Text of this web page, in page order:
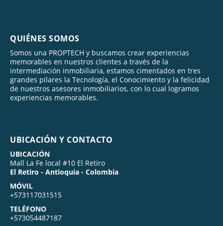
QUIÉNES SOMOS
Somos una PROPTECH y buscamos crear experiencias
memorables en nuestros clientes a través de la
intermediación inmobiliaria, estamos cimentados en tres
grandes pilares la Tecnología, el Conocimiento y la felicidad
de nuestros asesores inmobiliarios, con lo cual logramos
experiencias memorables.
UBICACIÓN Y CONTACTO
UBICACIÓN
Mall La Fe local #10 El Retiro
El Retiro - Antioquia - Colombia
MÓVIL
+573117031515
TELÉFONO
+573054487187